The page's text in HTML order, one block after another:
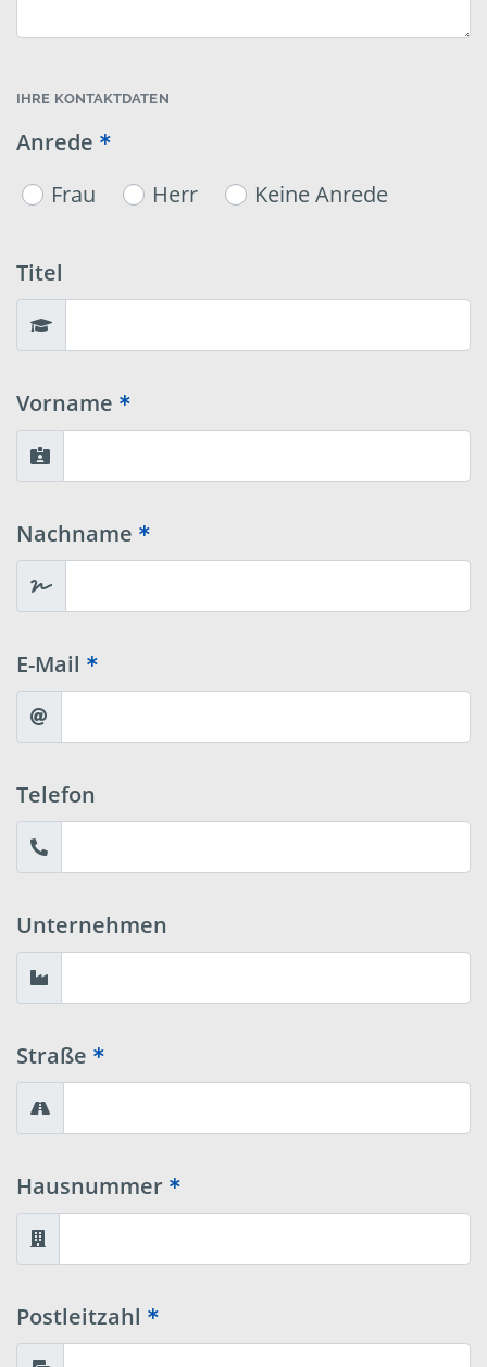
IHRE KONTAKTDATEN
Anrede
Frau
Herr Keine Anrede
Titel
Vorname
Nachname
E-Mail
Telefon
Unternehmen
Straße
Hausnummer
Postleitzahl